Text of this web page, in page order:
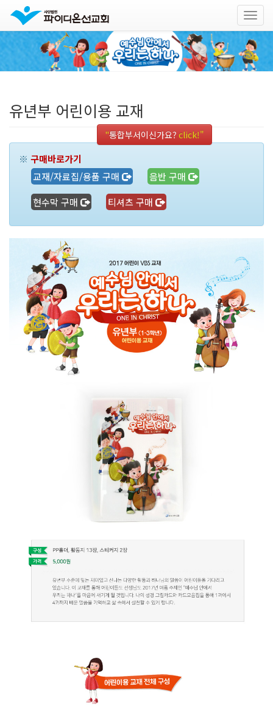
본
문
바
로
유년부 어린이용 교재
"통합부서이신가요? click!"
※ 구매바로가기
교재/자료집/용품 구매
음반 구매
현수막 구매
티셔츠 구매